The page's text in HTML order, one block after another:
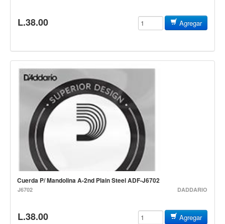
Platillos
Pedestal para platillo
Pedestal para Hi-Hat
Pedestal para redoblante
Herrajes
Pedal
Trono
Accesorios
Teclado Digital
Sintetizadores
L.38.00 Agregar
Cuerda P/ Mandolina A-2nd Plain Steel ADF-J6702
J6702 DADDARIO
L.38.00 Agregar